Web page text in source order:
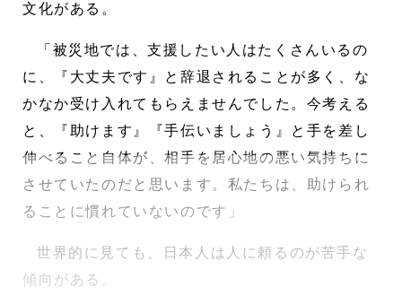
文化がある。
「被災地では、支援したい人はたくさんいるの
に、『大丈夫です』と辞退されることが多く、な
かなか受け入れてもらえませんでした。今考える
と、『助けます』『手伝いましょう』と手を差し
伸べること自体が、相手を居心地の悪い気持ちに
させていたのだと思います。私たちは、助けられ
ることに慣れていないのです」
世界的に見ても、日本人は人に頼るのが苦手な
傾向がある。